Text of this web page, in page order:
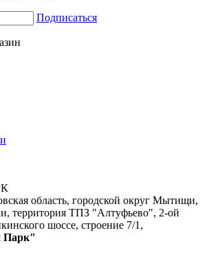
Подписаться
область, городской округ Мытищи,
территория ТПЗ "Алтуфьево", 2-ой
шоссе, строение 7/1,
Парк"